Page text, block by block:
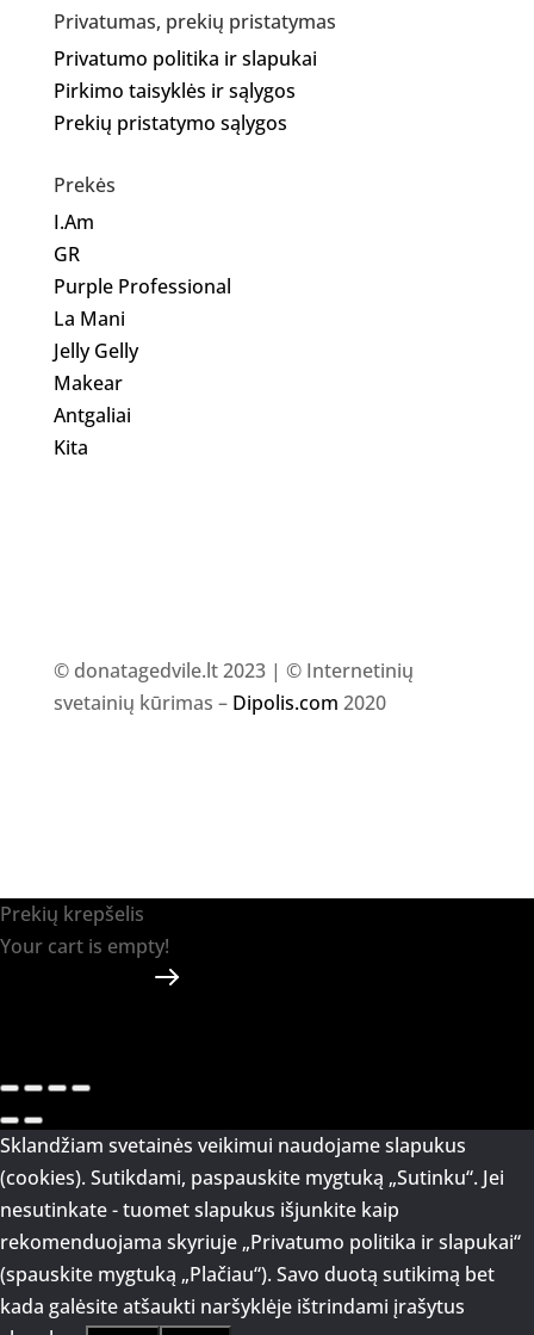
Privatumas, prekių pristatymas
Privatumo politika ir slapukai
Pirkimo taisyklės ir sąlygos
Prekių pristatymo sąlygos
Prekės
I.Am
GR
Purple Professional
La Mani
Jelly Gelly
Makear
Antgaliai
Kita
© donatagedvile.lt 2023 | © Internetinių
svetainių kūrimas – Dipolis.com 2020
Prekių krepšelis
Your cart is empty!
Sklandžiam svetainės veikimui naudojame slapukus
(cookies). Sutikdami, paspauskite mygtuką „Sutinku“. Jei
nesutinkate - tuomet slapukus išjunkite kaip
rekomenduojama skyriuje „Privatumo politika ir slapukai“
(spauskite mygtuką „Plačiau“). Savo duotą sutikimą bet
kada galėsite atšaukti naršyklėje ištrindami įrašytus